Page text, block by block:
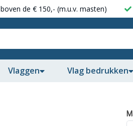
boven de € 150,- (m.u.v. masten)
Vlaggen Vlag bedrukken